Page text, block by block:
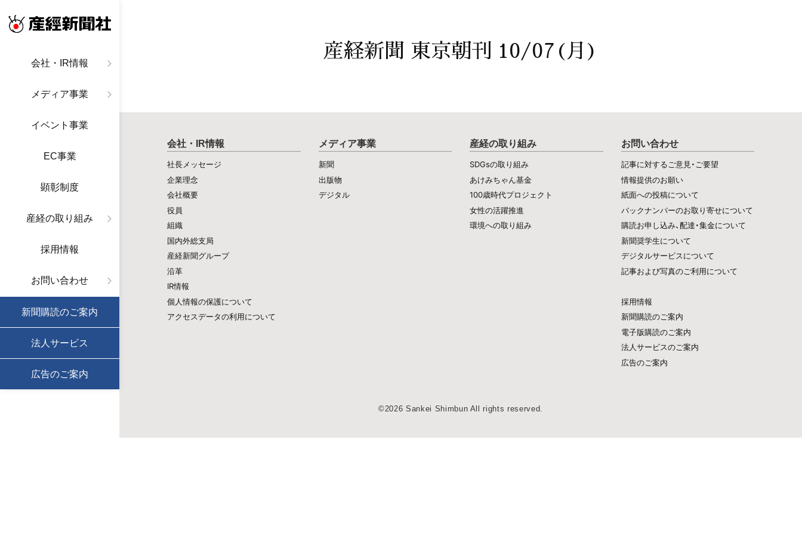
会社・IR情報
メディア事業
イベント事業
EC事業
顕彰制度
産経の取り組み
採用情報
お問い合わせ
新聞購読のご案内
法人サービス
広告のご案内
産経新聞 東京朝刊 10/07(月)
会社・IR情報
社長メッセージ
企業理念
会社概要
役員
組織
国内外総支局
産経新聞グループ
沿革
IR情報
個人情報の保護について
アクセスデータの利用について
メディア事業
新聞
出版物
デジタル
産経の取り組み
SDGsの取り組み
あけみちゃん基金
100歳時代プロジェクト
女性の活躍推進
環境への取り組み
お問い合わせ
記事に対するご意見・ご要望
情報提供のお願い
紙面への投稿について
バックナンバーのお取り寄せについて
購読お申し込み、配達・集金について
新聞奨学生について
デジタルサービスについて
記事および写真のご利用について
採用情報
新聞購読のご案内
電子版購読のご案内
法人サービスのご案内
広告のご案内
©2026 Sankei Shimbun All rights reserved.